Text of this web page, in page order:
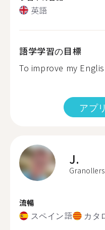
英語
語学学習の目標
To improve my
アプ
J.
Granollers
流暢
スペイン語 カタ